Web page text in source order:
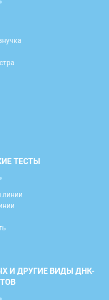
ТЕСТЫ
линии
И ДРУГИЕ ВИДЫ ДНК-